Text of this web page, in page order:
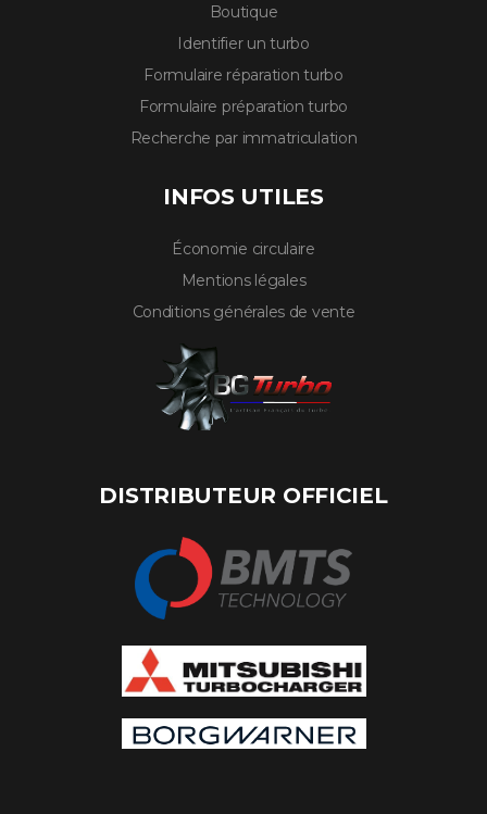
Boutique
Identifier un turbo
Formulaire réparation turbo
Formulaire préparation turbo
Recherche par immatriculation
INFOS UTILES
Économie circulaire
Mentions légales
Conditions générales de vente
DISTRIBUTEUR OFFICIEL